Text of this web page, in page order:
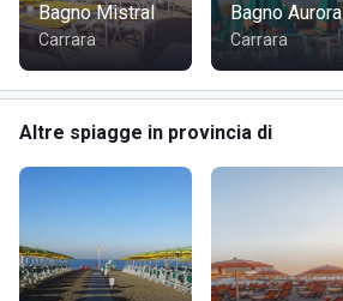
Bagno Mistral
Carrara
Bagno Aurora
Carrara
Altre spiagge in provincia di